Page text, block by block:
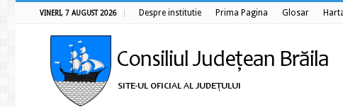
VINERI, 7 AUGUST 2026 Despre institutie Prima Pagina Glosar